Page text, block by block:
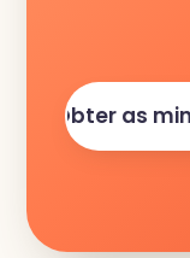
Obter as